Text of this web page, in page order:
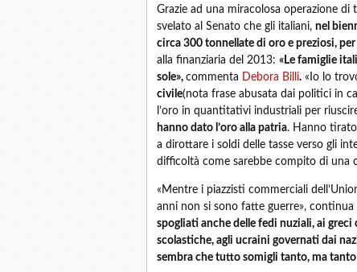
Grazie ad una miracolosa operazione di
svelato al Senato che gli italiani, nel
circa 300 tonnellate di oro e preziosi,
alla finanziaria del 2013: «Le famiglie
sole», commenta Debora Billi. «Io lo
civile(nota frase abusata dai politici in
l’oro in quantitativi industriali per
hanno dato l’oro alla patria. Hanno
a dirottare i soldi delle tasse verso gli
difficoltà come sarebbe compito di una
«Mentre i piazzisti commerciali
anni non si sono fatte guerre»,
spogliati anche delle fedi nuziali, ai greci
scolastiche, agli ucraini governati dai
sembra che tutto somigli tanto, ma